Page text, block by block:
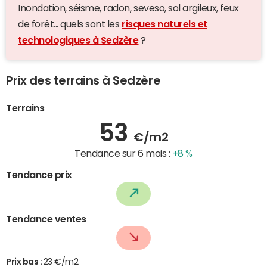
Inondation, séisme, radon, seveso, sol argileux, feux
de forêt... quels sont les risques naturels et
technologiques à Sedzère?
Prix des terrains à Sedzère
Terrains
53 €/m2
Tendance sur 6 mois : +8 %
Tendance prix
Tendance ventes
Prix bas : 23 €/m2